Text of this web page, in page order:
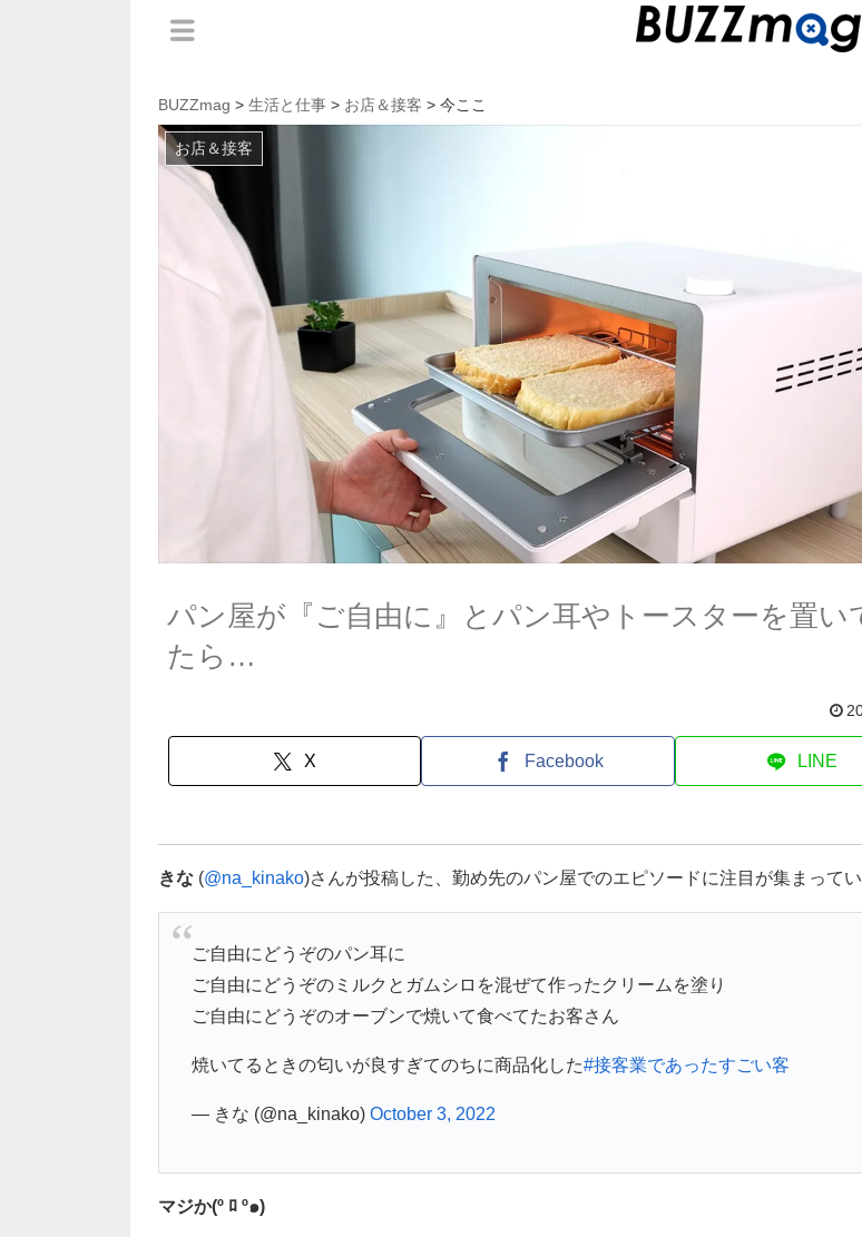
BUZZmag > 生活と仕事 > お店＆接客 > 今ここ
お店＆接客
パン屋が『ご自由に』とパン耳やトースターを置い
たら…
X Facebook LINE
きな (@na_kinako)さんが投稿した、勤め先のパン屋でのエピソードに注目が集まってい
ご自由にどうぞのパン耳に
ご自由にどうぞのミルクとガムシロを混ぜて作ったクリームを塗り
ご自由にどうぞのオーブンで焼いて食べてたお客さん
焼いてるときの匂いが良すぎてのちに商品化した#接客業であったすごい客
— きな (@na_kinako) October 3, 2022
マジか(º ﾛ º๑)